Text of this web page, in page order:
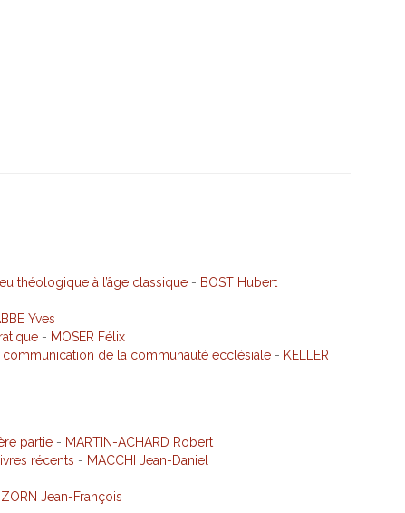
théologique à l’âge classique- BOST Hubert
Yves
- MOSER Félix
communication de la communauté ecclésiale- KELLER
partie- MARTIN-ACHARD Robert
récents - MACCHI Jean-Daniel
ZORN Jean-François